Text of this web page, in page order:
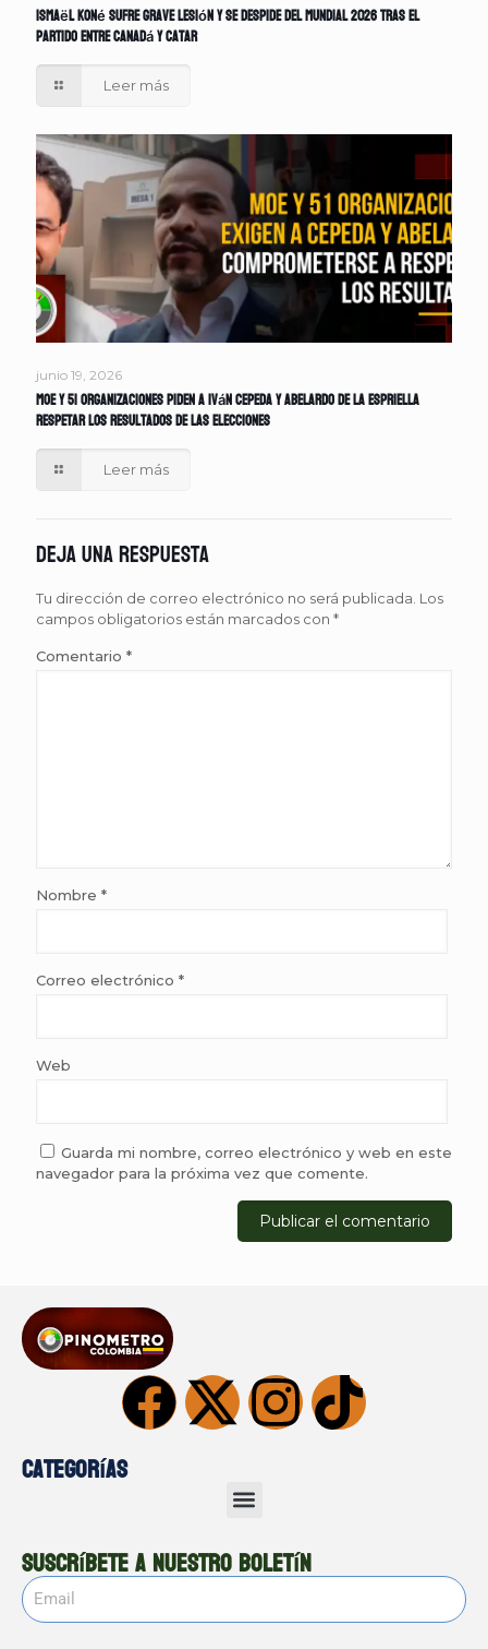
Ismaël Koné sufre grave lesión y se despide del Mundial 2026 tras el
partido entre Canadá y Catar
Leer más
junio 19, 2026
MOE y 51 organizaciones piden a Iván Cepeda y Abelardo de la Espriella
respetar los resultados de las elecciones
Leer más
Deja una respuesta
Tu dirección de correo electrónico no será publicada. Los
campos obligatorios están marcados con *
Comentario *
Nombre *
Correo electrónico *
Web
Guarda mi nombre, correo electrónico y web en este
navegador para la próxima vez que comente.
Categorías
Suscríbete a nuestro boletín